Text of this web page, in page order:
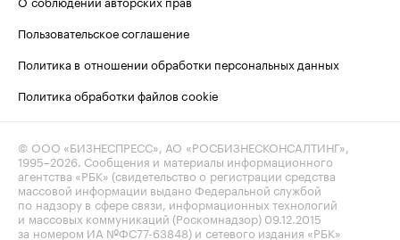
Пользовательское соглашение
Политика в отношении обработки персональных данных
Политика обработки файлов cookie
© ООО «БИЗНЕСПРЕСС», АО «РОСБИЗНЕСКОНСАЛТИНГ»,
1995–2026 . Сообщения и материалы информационного
агентства «РБК» (свидетельство о регистрации средства
массовой информации выдано Федеральной службой
по надзору в сфере связи, информационных технологий
и массовых коммуникаций (Роскомнадзор) 09.12.2015
за номером ИА №ФС77-63848) и сетевого издания «РБК»